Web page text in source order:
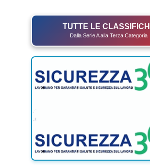
TUTTE LE
Dalla Serie A alla Terza Categoria